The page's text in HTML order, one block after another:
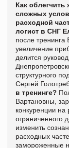
Как
сложных
расходной
логист в СНГ
после тренинга
увеличение
делится
структурного
Сергей
в тренинге?
Вартановны,
конкуренции на
ограниченного
изменить
расходных
замороженные